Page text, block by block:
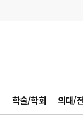
학술/학회 의대/
급 추계
피플